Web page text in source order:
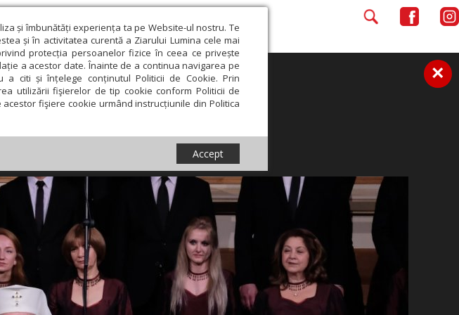
și îmbunătăți experiența ta pe Website-ul nostru. Te
și în activitatea curentă a Ziarului Lumina cele mai
protecția persoanelor fizice în ceea ce privește
a acestor date. Înainte de a continua navigarea pe
citi și înțelege conținutul Politicii de Cookie. Prin
utilizării fişierelor de tip cookie conform Politicii de
fişiere cookie urmând instrucțiunile din Politica
Accept
×